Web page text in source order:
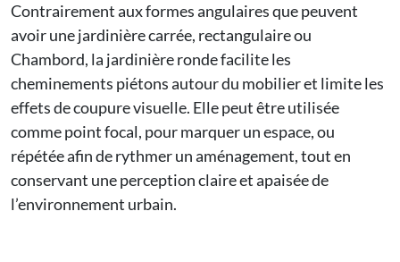
Contrairement aux formes angulaires que peuvent
avoir unejardinière carrée, rectangulaireou
Chambord, la jardinière ronde facilite les
cheminements piétons autour du mobilier et limite les
effets de coupure visuelle. Elle peut être utilisée
comme point focal, pour marquer un espace, ou
répétée afin de rythmer un aménagement, tout en
conservant une perception claire et apaisée de
l’environnement urbain.